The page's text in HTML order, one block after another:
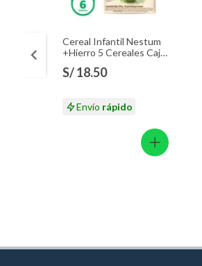
Cereal Infantil Nestum
+Hierro 5 Cereales Caja
S/ 18.50
Envío rápido